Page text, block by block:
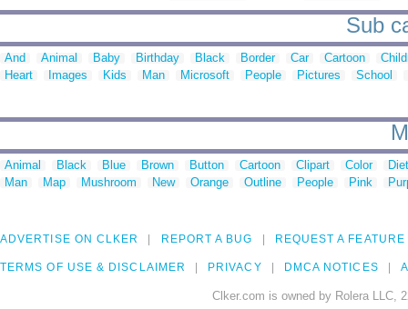
Sub
And Animal Baby Birthday Black Border Car Cartoon
Heart
Images Kids Man Microsoft People Pictures School
Animal Black Blue Brown Button Cartoon Clipart Color
Man
Map Mushroom New Orange Outline People Pink
ADVERTISE ON CLKER REPORT A BUG REQUEST A FEATURE
TERMS OF USE & DISCLAIMER PRIVACY DMCA NOTICES
Clker.com is owned by Rolera LLC,